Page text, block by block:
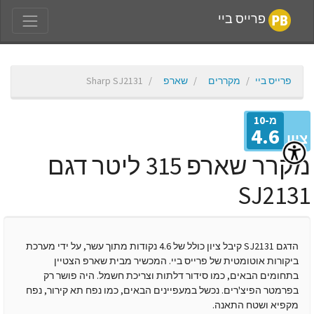
פרייס ביי
פרייס ביי מקררים שארפ Sharp SJ2131
ציון
מ-10
4.6
מקרר שארפ 315 ליטר דגם
הדגם SJ2131 קיבל ציון כולל של 4.6 נקודות מתוך עשר, על ידי מערכת
ביקורות אוטומטית של פרייס ביי. המכשיר מבית שארפ הצטיין
בתחומים הבאים, כמו סידור דלתות וצריכת חשמל. היה פושר רק
בפרמטר הפיצ'רים. נכשל במעפיינים הבאים, כמו נפח תא קירור, נפח
מקפיא ושטח התאנה.